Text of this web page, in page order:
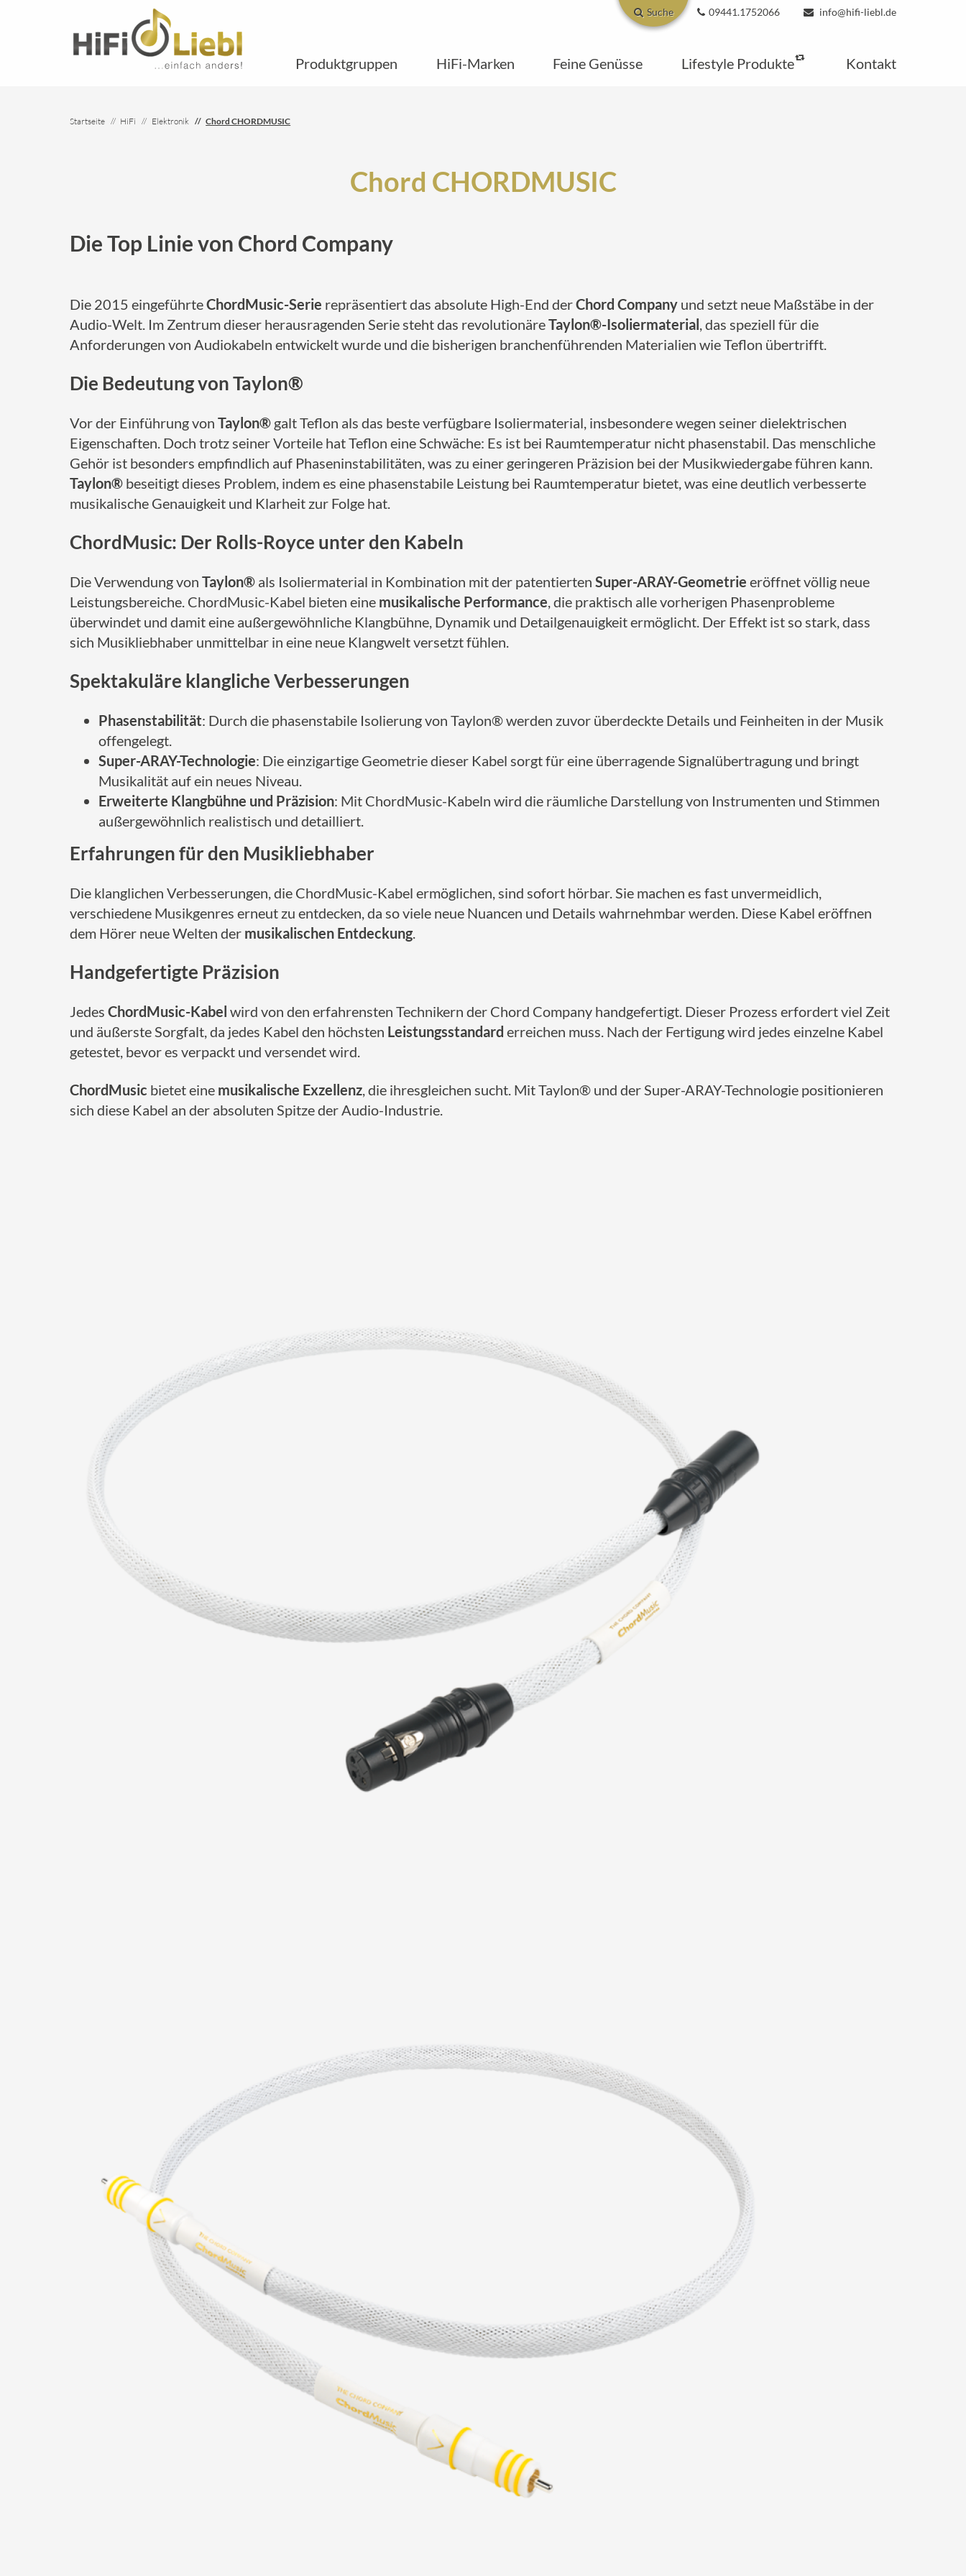
Suche 09441.1752066 info@hifi-liebl.de
Produktgruppen HiFi-Marken Feine Genüsse Lifestyle Produkte Kontakt
Startseite HiFi Elektronik Chord CHORDMUSIC
Chord CHORDMUSIC
Die Top Linie von Chord Company
Die 2015 eingeführteChordMusic-Serie repräsentiert das absolute High-End derChord Company und setzt neue Maßstäbe in der
Audio-Welt. Im Zentrum dieser herausragenden Serie steht das revolutionäreTaylon®-Isoliermaterial, das speziell für die
Anforderungen von Audiokabeln entwickelt wurde und die bisherigen branchenführenden Materialien wie Teflon übertrifft.
Die Bedeutung von Taylon®
Vor der Einführung von Taylon® galt Teflon als das beste verfügbare Isoliermaterial, insbesondere wegen seiner dielektrischen
Eigenschaften. Doch trotz seiner Vorteile hat Teflon eine Schwäche: Es ist bei Raumtemperatur nicht phasenstabil. Das menschliche
Gehör ist besonders empfindlich auf Phaseninstabilitäten, was zu einer geringeren Präzision bei der Musikwiedergabe führen kann.
Taylon® beseitigt dieses Problem, indem es eine phasenstabile Leistung bei Raumtemperatur bietet, was eine deutlich verbesserte
musikalische Genauigkeit und Klarheit zur Folge hat.
ChordMusic: Der Rolls-Royce unter den Kabeln
Die Verwendung von Taylon® als Isoliermaterial in Kombination mit der patentierten Super-ARAY-Geometrie eröffnet völlig neue
Leistungsbereiche. ChordMusic-Kabel bieten eine musikalische Performance, die praktisch alle vorherigen Phasenprobleme
überwindet und damit eine außergewöhnliche Klangbühne, Dynamik und Detailgenauigkeit ermöglicht. Der Effekt ist so stark, dass
sich Musikliebhaber unmittelbar in eine neue Klangwelt versetzt fühlen.
Spektakuläre klangliche Verbesserungen
Phasenstabilität: Durch die phasenstabile Isolierung von Taylon® werden zuvor überdeckte Details und Feinheiten in der Musik
offengelegt.
Super-ARAY-Technologie: Die einzigartige Geometrie dieser Kabel sorgt für eine überragende Signalübertragung und bringt
Musikalität auf ein neues Niveau.
Erweiterte Klangbühne und Präzision: Mit ChordMusic-Kabeln wird die räumliche Darstellung von Instrumenten und Stimmen
außergewöhnlich realistisch und detailliert.
Erfahrungen für den Musikliebhaber
Die klanglichen Verbesserungen, die ChordMusic-Kabel ermöglichen, sind sofort hörbar. Sie machen es fast unvermeidlich,
verschiedene Musikgenres erneut zu entdecken, da so viele neue Nuancen und Details wahrnehmbar werden. Diese Kabel eröffnen
dem Hörer neue Welten der musikalischen Entdeckung.
Handgefertigte Präzision
Jedes ChordMusic-Kabel wird von den erfahrensten Technikern der Chord Company handgefertigt. Dieser Prozess erfordert viel Zeit
und äußerste Sorgfalt, da jedes Kabel den höchsten Leistungsstandard erreichen muss. Nach der Fertigung wird jedes einzelne Kabel
getestet, bevor es verpackt und versendet wird.
ChordMusic bietet eine musikalische Exzellenz, die ihresgleichen sucht. Mit Taylon® und der Super-ARAY-Technologie positionieren
sich diese Kabel an der absoluten Spitze der Audio-Industrie.